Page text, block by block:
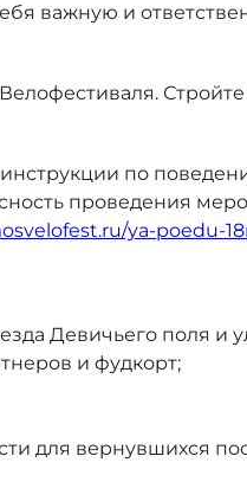
важную и
по
проведения
ya-poedu-
Девичьего поля и
и фудкорт;
для вернувшихся